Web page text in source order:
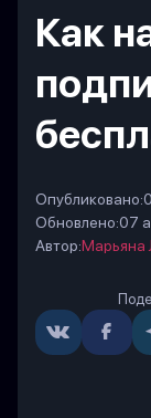
Как
Опубликовано:
Обновлено:07
Автор:Марьяна